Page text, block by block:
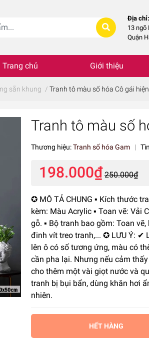
Địa chỉ:
13 ngõ
Quận
Trang chủ Giới thiệu
sẵn khung / Tranh tô màu số hóa Cô gái
Tranh tô màu số
Thương hiệu:Tranh số hóa Gam |
198.000₫ 250.000₫
✪ MÔ TẢ CHUNG ▪️ Kích thước
kèm: Màu Acrylic ▪️ Toan vẽ: Vải
gỗ. ▪️ Bộ tranh bao gồm: Toan
đinh vít treo tranh,... ✪ LƯU Ý: ✔
lên ô có số tương ứng, màu có
cần pha lại. Nhưng nếu cảm
cho thêm một vài giọt nước và
tranh bị bụi bẩn, dùng khăn hơi
nhiên.
HẾT HÀNG